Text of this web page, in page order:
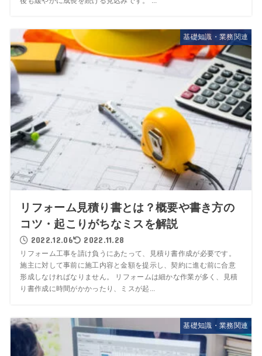
基礎知識・業務関連
リフォーム見積り書とは？概要や書き方の
コツ・起こりがちなミスを解説
2022.12.06 2022.11.28
リフォーム工事を請け負うにあたって、見積り書作成が必要です。
施主に対して事前に施工内容と金額を提示し、契約に進む前に合意
形成しなければなりません。 リフォームは細かな作業が多く、見積
り書作成に時間がかかったり、ミスが起...
基礎知識・業務関連